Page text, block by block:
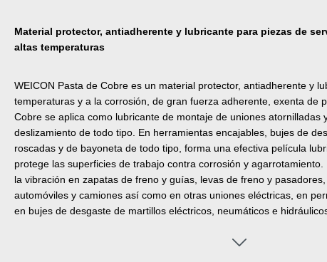
Material protector, antiadherente y lubricante para piezas de
altas temperaturas
WEICON Pasta de Cobre es un material protector, antiadherente y
temperaturas y a la corrosión, de gran fuerza adherente, exenta de
Cobre se aplica como lubricante de montaje de uniones atornilladas
deslizamiento de todo tipo. En herramientas encajables, bujes de
roscadas y de bayoneta de todo tipo, forma una efectiva película
protege las superficies de trabajo contra corrosión y
la vibración en zapatas de freno y guías, levas de freno y
automóviles y camiones así como en otras uniones eléctricas, en
en bujes de desgaste de martillos eléctricos, neumáticos e